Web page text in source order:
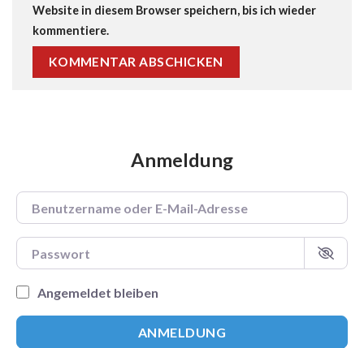
Website in diesem Browser speichern, bis ich wieder
kommentiere.
Anmeldung
Benutzername oder E-Mail-Adresse
Passwort
Angemeldet bleiben
ANMELDUNG